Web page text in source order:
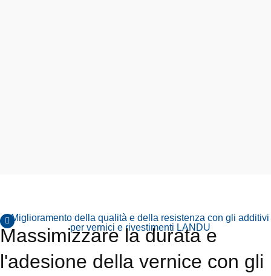
Miglioramento della qualità e della resistenza con gli additivi
per vernici e rivestimenti LANDU
Massimizzare la durata e
l'adesione della vernice con gli